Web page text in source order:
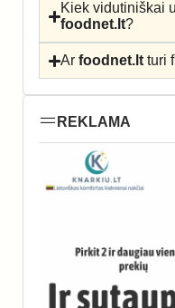
Kiek vidutiniškai
foodnet.lt?
Arfoodnet.lt turi
REKLAMA